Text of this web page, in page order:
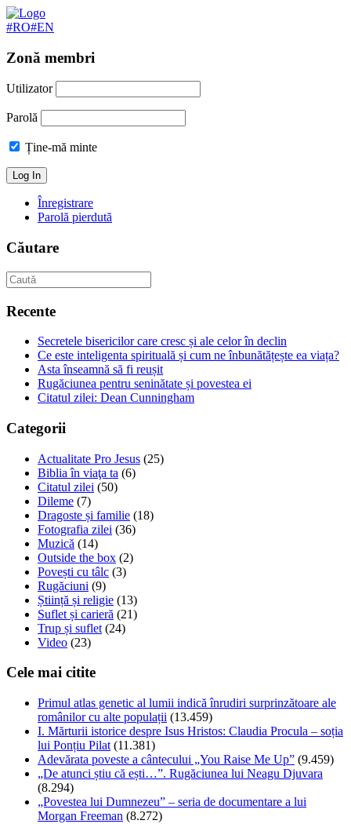
#RO#EN
Zonă membri
Utilizator
Parolă
Ține-mă minte
Înregistrare
Parolă pierdută
Căutare
Recente
Secretele bisericilor care cresc și ale celor în declin
Ce este inteligenta spirituală și cum ne înbunătățește ea viața?
Asta înseamnă să fi reușit
Rugăciunea pentru seninătate și povestea ei
Citatul zilei: Dean Cunningham
Categorii
Actualitate Pro Jesus (25)
Biblia în viaţa ta (6)
Citatul zilei (50)
Dileme (7)
Dragoste și familie (18)
Fotografia zilei (36)
Muzică (14)
Outside the box (2)
Povești cu tâlc (3)
Rugăciuni (9)
Știință și religie (13)
Suflet și carieră (21)
Trup și suflet (24)
Video (23)
Cele mai citite
Primul atlas genetic al lumii indică înrudiri surprinzătoare ale
românilor cu alte populații (13.459)
I. Mărturii istorice despre Isus Hristos: Claudia Procula – soția
lui Ponțiu Pilat (11.381)
Adevărata poveste a cântecului „You Raise Me Up” (9.459)
„De atunci știu că ești…”. Rugăciunea lui Neagu Djuvara
(8.294)
„Povestea lui Dumnezeu” – seria de documentare a lui
Morgan Freeman (8.272)